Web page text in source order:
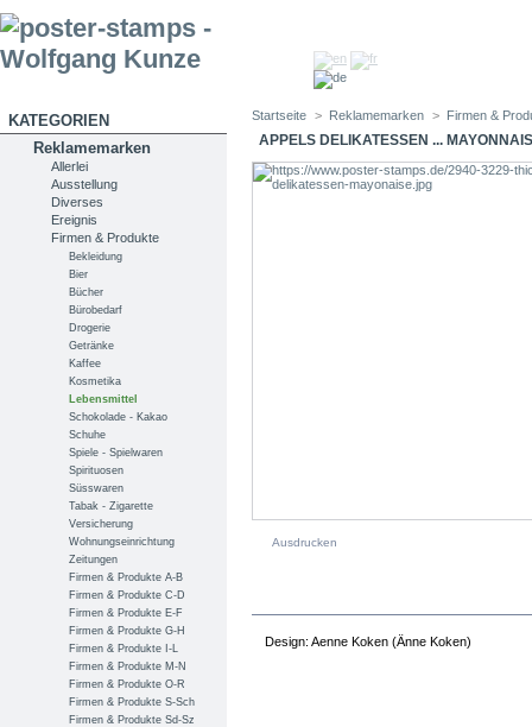
KATEGORIEN
Reklamemarken
Allerlei
Ausstellung
Diverses
Ereignis
Firmen & Produkte
Bekleidung
Bier
Bücher
Bürobedarf
Drogerie
Getränke
Kaffee
Kosmetika
Lebensmittel
Schokolade - Kakao
Schuhe
Spiele - Spielwaren
Spirituosen
Süsswaren
Tabak - Zigarette
Versicherung
Wohnungseinrichtung
Zeitungen
Firmen & Produkte A-B
Firmen & Produkte C-D
Firmen & Produkte E-F
Firmen & Produkte G-H
Firmen & Produkte I-L
Firmen & Produkte M-N
Firmen & Produkte O-R
Firmen & Produkte S-Sch
Firmen & Produkte Sd-Sz
Startseite > Reklamemarken > Firmen &
APPELS DELIKATESSEN ...
Ausdrucken
Design: Aenne Koken (Änne Koken)